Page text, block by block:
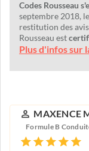
Codes Rousseau
septembre 2018,
restitution des
Rousseau est
Plus d'infos sur
MAXENCE
Formule B